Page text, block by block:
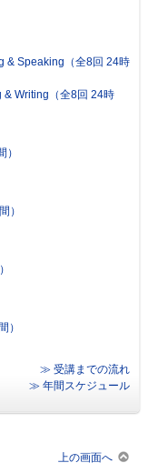
& Speaking（全8回 24時
& Writing（全8回 24時
）
）
≫ 受講までの流れ
≫ 年間スケジュール
上の画面へ